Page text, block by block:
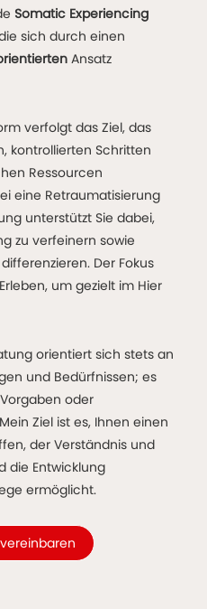
Somatic Experiencing
sich durch einen
Ansatz
verfolgt das Ziel, das
kontrollierten Schritten
Ressourcen
eine Retraumatisierung
unterstützt Sie dabei,
zu verfeinern sowie
Der Fokus
um gezielt im Hier
orientiert sich stets an
und Bedürfnissen; es
oder
Ziel ist es, Ihnen einen
der Verständnis und
die Entwicklung
ermöglicht.